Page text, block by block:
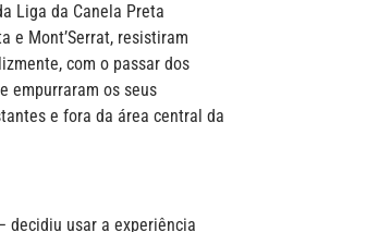
Liga da Canela Preta
e Mont’Serrat, resistiram
com o passar dos
empurraram os seus
e fora da área central da
decidiu usar a experiência